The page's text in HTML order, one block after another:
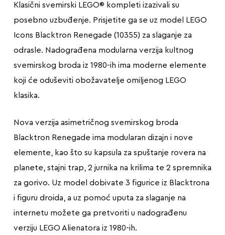
Klasični svemirski LEGO® kompleti izazivali su
posebno uzbuđenje. Prisjetite ga se uz model LEGO
Icons Blacktron Renegade (10355) za slaganje za
odrasle. Nadograđena modularna verzija kultnog
svemirskog broda iz 1980-ih ima moderne elemente
koji će oduševiti obožavatelje omiljenog LEGO
klasika.
Nova verzija asimetričnog svemirskog broda
Blacktron Renegade ima modularan dizajn i nove
elemente, kao što su kapsula za spuštanje rovera na
planete, stajni trap, 2 jurnika na krilima te 2 spremnika
za gorivo. Uz model dobivate 3 figurice iz Blacktrona
i figuru droida, a uz pomoć uputa za slaganje na
internetu možete ga pretvoriti u nadograđenu
verziju LEGO Alienatora iz 1980-ih.